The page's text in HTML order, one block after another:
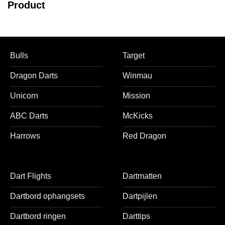
Product
Bulls
Dragon Darts
Unicorn
ABC Darts
Harrows
Target
Winmau
Mission
McKicks
Red Dragon
Dart Flights
Dartbord ophangsets
Dartbord ringen
Dartmatten
Dartpijlen
Darttips